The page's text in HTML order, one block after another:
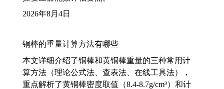
2026年8月4日
铜棒的重量计算方法有哪些
本文详细介绍了铜棒和黄铜棒重量的三种常用计
算方法（理论公式法、查表法、在线工具法），
重点解析了黄铜棒密度取值（8.4-8.7g/cm³）和计